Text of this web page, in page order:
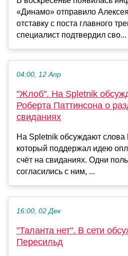
«Динамо» отправило
отставку с поста главного
специалист подтвердил сво...
04:00, 12 Апр
"Жлоб". На Spletnik
Роберта Паттинсона о
свиданиях
На Spletnik обсуждают слова
который поддержал идею
счёт на свиданиях. Одни
согласились с ним, ...
16:00, 02 Дек
"Таланта нет". В сети
Пересильд